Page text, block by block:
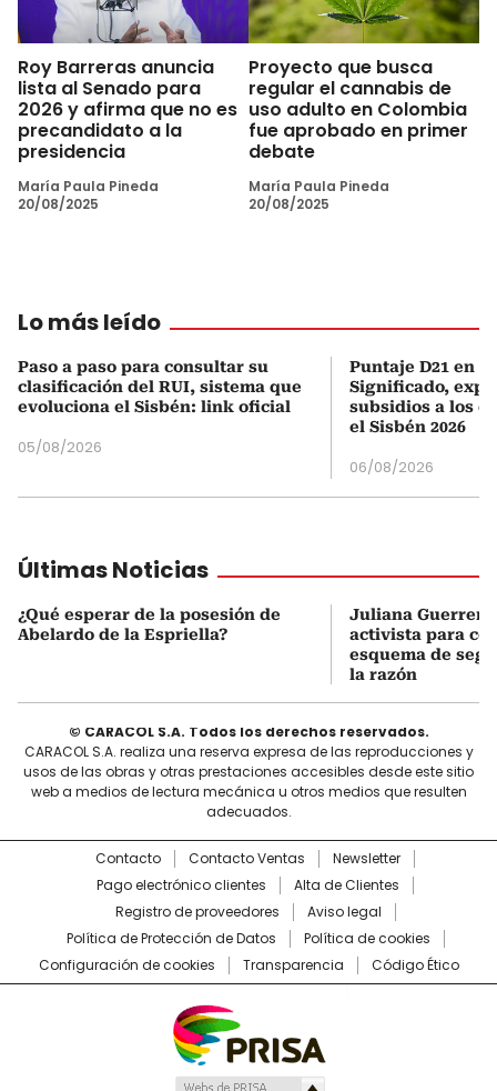
Roy Barreras anuncia
lista al Senado para
2026 y afirma que no es
precandidato a la
presidencia
María Paula Pineda
20/08/2025
Proyecto que busca
regular el cannabis de
uso adulto en Colombia
fue aprobado en primer
debate
María Paula Pineda
20/08/2025
Lo más leído
Paso a paso para consultar su
clasificación del RUI, sistema que
evoluciona el Sisbén: link oficial
05/08/2026
Puntaje D21 en
Significado,
subsidios a los
el Sisbén 2026
06/08/2026
Últimas Noticias
¿Qué esperar de la posesión de
Abelardo de la Espriella?
Juliana Guerrero
activista para
esquema de
la razón
© CARACOL S.A. Todos los derechos reservados.
CARACOL S.A. realiza una reserva expresa de las reproducciones y
usos de las obras y otras prestaciones accesibles desde este sitio
web a medios de lectura mecánica u otros medios que resulten
adecuados.
Contacto Contacto Ventas
Newsletter
Pago electrónico clientes
Alta de Clientes
Registro de proveedores
Aviso legal
Política de Protección de Datos
Política de cookies
Configuración de cookies
Transparencia Código Ético